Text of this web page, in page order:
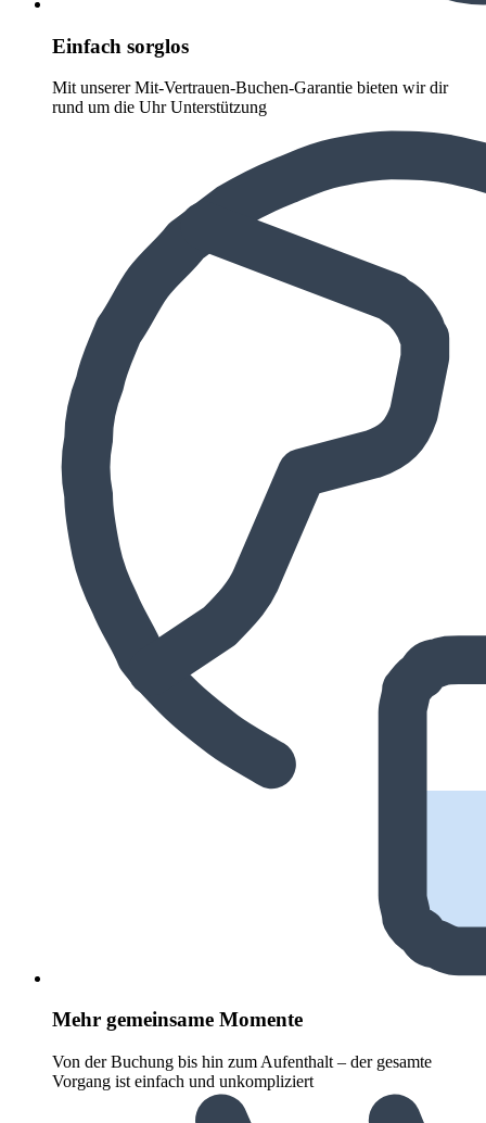
Einfach sorglos
Mit unserer Mit-Vertrauen-Buchen-Garantie bieten wir dir
rund um die Uhr Unterstützung
Mehr gemeinsame Momente
Von der Buchung bis hin zum Aufenthalt – der gesamte
Vorgang ist einfach und unkompliziert